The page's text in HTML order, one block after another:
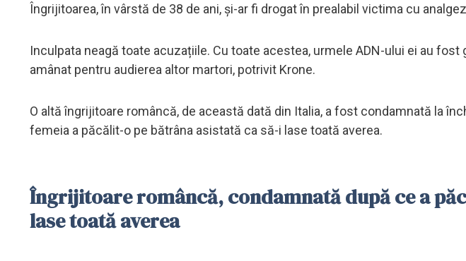
Îngrijitoarea, în vârstă de 38 de ani, și-ar fi drogat în prealabil victima cu
Inculpata neagă toate acuzațiile. Cu toate acestea, urmele ADN-ului ei au
amânat pentru audierea altor martori, potrivit Krone.
O altă îngrijitoare româncă, de această dată din Italia, a fost condamnată la
femeia a păcălit-o pe bătrâna asistată ca să-i lase toată averea.
Îngrijitoare româncă, condamnată după ce a
lase toată averea